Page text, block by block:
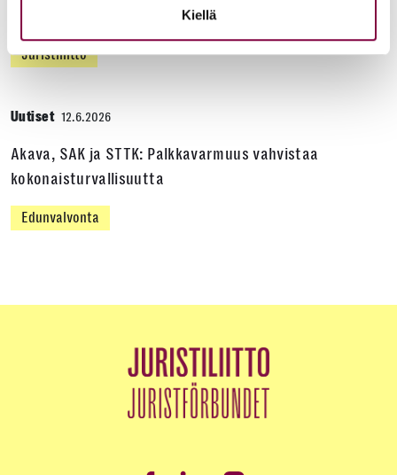
Kiellä
Työ- ja virkasuhdeneuvonta palvelee läpi kesän
Juristiliitto
Uutiset 12.6.2026
Akava, SAK ja STTK: Palkkavarmuus vahvistaa
kokonaisturvallisuutta
Edunvalvonta